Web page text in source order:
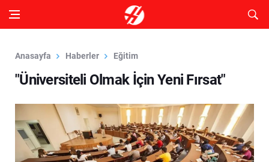
Anasayfa Haberler Eğitim
"Üniversiteli Olmak İçin Yeni Fırsat"